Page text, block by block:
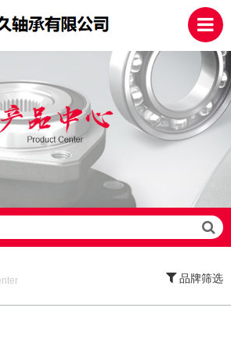
品牌筛选